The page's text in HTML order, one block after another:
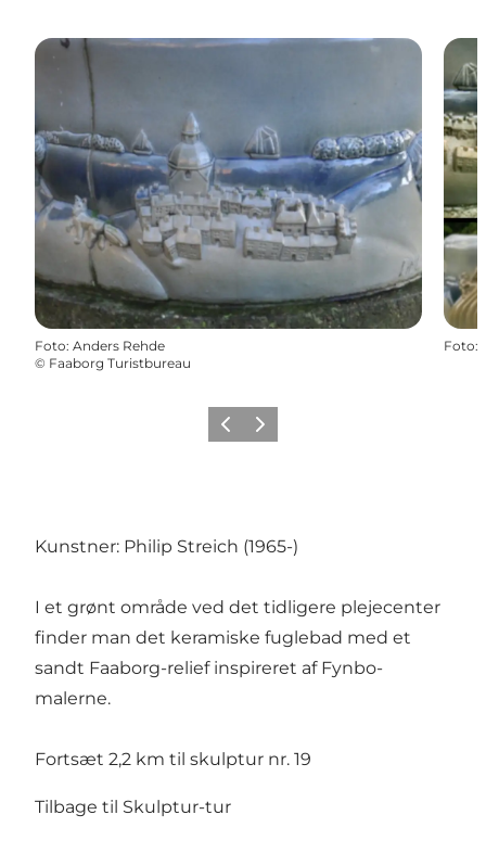
Foto: Anders Rehde
© Faaborg Turistbureau
Foto:
ForrigeNæste
Kunstner: Philip Streich (1965-)
I et grønt område ved det tidligere plejecenter
finder man det keramiske fuglebad med et
sandt Faaborg-relief inspireret af Fynbo-
malerne.
Fortsæt 2,2 km til skulptur nr. 19
Tilbage til Skulptur-tur